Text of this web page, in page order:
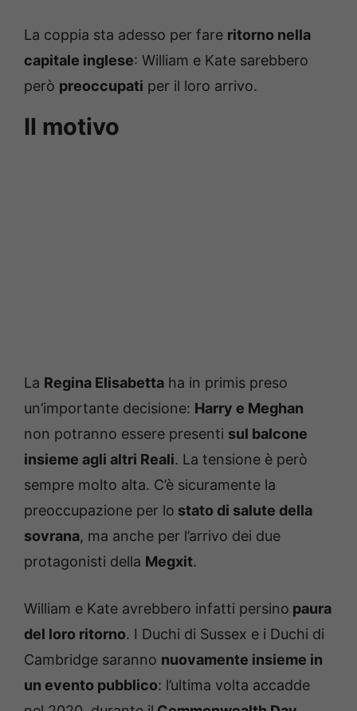
La coppia sta adesso per fare ritorno nella
capitale inglese: William e Kate sarebbero
però preoccupati per il loro arrivo.
Il motivo
La Regina Elisabetta ha in primis preso
un’importante decisione: Harry e Meghan
non potranno essere presenti sul balcone
insieme agli altri Reali. La tensione è però
sempre molto alta. C’è sicuramente la
preoccupazione per lo stato di salute della
sovrana, ma anche per l’arrivo dei due
protagonisti della Megxit.
William e Kate avrebbero infatti persino paura
del loro ritorno. I Duchi di Sussex e i Duchi di
Cambridge saranno nuovamente insieme in
un evento pubblico: l’ultima volta accadde